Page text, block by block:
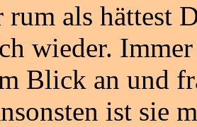
rum als hättest
wieder.
Blick an und
ist sie